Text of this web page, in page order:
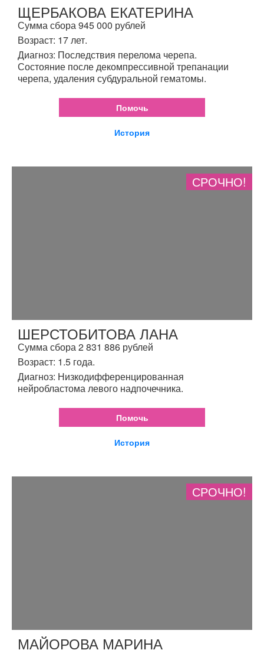
ЩЕРБАКОВА ЕКАТЕРИНА
Сумма сбора 945 000 рублей
Возраст: 17 лет.
Диагноз: Последствия перелома черепа.
Состояние после декомпрессивной трепанации
черепа, удаления субдуральной гематомы.
Помочь
История
СРОЧНО!
ШЕРСТОБИТОВА ЛАНА
Сумма сбора 2 831 886 рублей
Возраст: 1.5 года.
Диагноз: Низкодифференцированная
нейробластома левого надпочечника.
Помочь
История
СРОЧНО!
МАЙОРОВА МАРИНА